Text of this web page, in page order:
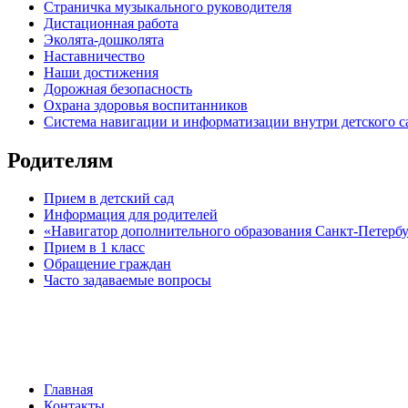
Страничка музыкального руководителя
Дистационная работа
Эколята-дошколята
Наставничество
Наши достижения
Дорожная безопасность
Охрана здоровья воспитанников
Система навигации и информатизации внутри детского
Родителям
Прием в детский сад
Информация для родителей
«Навигатор дополнительного образования Санкт-
Прием в 1 класс
Обращение граждан
Часто задаваемые вопросы
Главная